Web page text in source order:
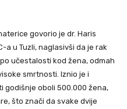
govorio je dr. Haris
a u Tuzli, naglasivši da je rak
učestalosti kod žena, odmah
smrtnosti. Iznio je i
godišnje oboli 500.000 žena,
što znači da svake dvije